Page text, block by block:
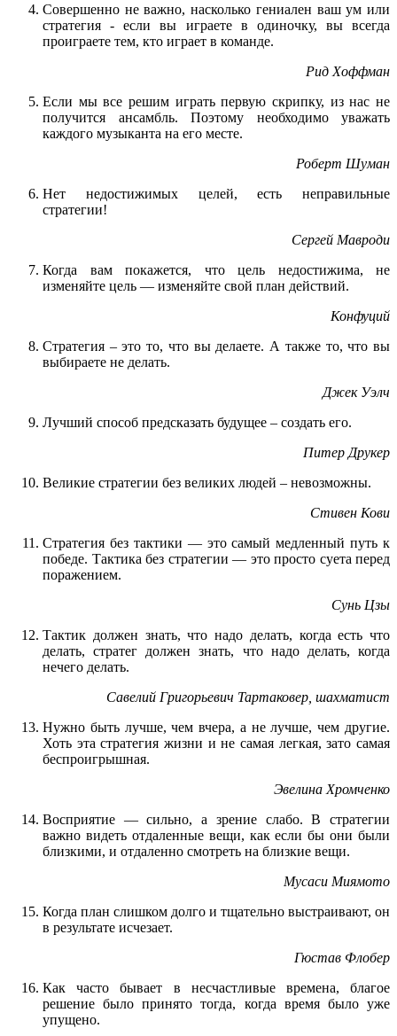
Совершенно не важно, насколько гениален ваш ум или
стратегия - если вы играете в одиночку, вы всегда
проиграете тем, кто играет в команде.
Рид Хоффман
Если мы все решим играть первую скрипку, из нас не
получится ансамбль. Поэтому необходимо уважать
каждого музыканта на его месте.
Роберт Шуман
Нет недостижимых целей, есть неправильные
стратегии!
Сергей Мавроди
Когда вам покажется, что цель недостижима, не
изменяйте цель — изменяйте свой план действий.
Конфуций
Стратегия – это то, что вы делаете. А также то, что вы
выбираете не делать.
Джек Уэлч
Лучший способ предсказать будущее – создать его.
Питер Друкер
Великие стратегии без великих людей – невозможны.
Стивен Кови
Стратегия без тактики — это самый медленный путь к
победе. Тактика без стратегии — это просто суета перед
поражением.
Сунь Цзы
Тактик должен знать, что надо делать, когда есть что
делать, стратег должен знать, что надо делать, когда
нечего делать.
Савелий Григорьевич Тартаковер, шахматист
Нужно быть лучше, чем вчера, а не лучше, чем другие.
Хоть эта стратегия жизни и не самая легкая, зато самая
беспроигрышная.
Эвелина Хромченко
Восприятие — сильно, а зрение слабо. В стратегии
важно видеть отдаленные вещи, как если бы они были
близкими, и отдаленно смотреть на близкие вещи.
Мусаси Миямото
Когда план слишком долго и тщательно выстраивают, он
в результате исчезает.
Гюстав Флобер
Как часто бывает в несчастливые времена, благое
решение было принято тогда, когда время было уже
упущено.